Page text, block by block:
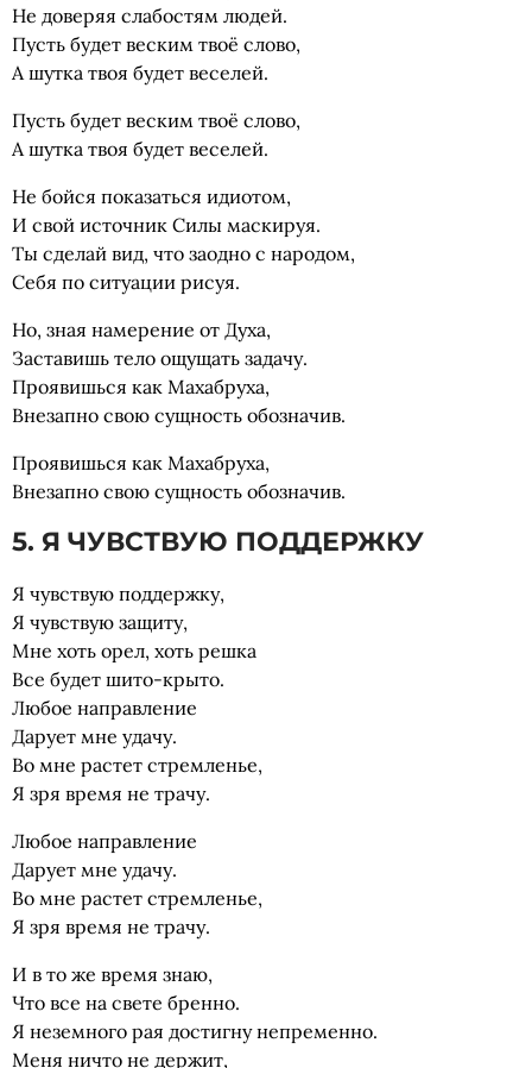
Не доверяя слабостям людей.
Пусть будет веским твоё слово,
А шутка твоя будет веселей.
Пусть будет веским твоё слово,
А шутка твоя будет веселей.
Не бойся показаться идиотом,
И свой источник Силы маскируя.
Ты сделай вид, что заодно с народом,
Себя по ситуации рисуя.
Но, зная намерение от Духа,
Заставишь тело ощущать задачу.
Проявишься как Махабруха,
Внезапно свою сущность обозначив.
Проявишься как Махабруха,
Внезапно свою сущность обозначив.
5. Я ЧУВСТВУЮ ПОДДЕРЖКУ
Я чувствую поддержку,
Я чувствую защиту,
Мне хоть орел, хоть решка
Все будет шито-крыто.
Любое направление
Дарует мне удачу.
Во мне растет стремленье,
Я зря время не трачу.
Любое направление
Дарует мне удачу.
Во мне растет стремленье,
Я зря время не трачу.
И в то же время знаю,
Что все на свете бренно.
Я неземного рая достигну непременно.
Меня ничто не держит,